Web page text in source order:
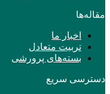
مقاله‌ها
اخبار ما
تربیت متعادل
بسته‌های پرورشی
دسترسی سریع